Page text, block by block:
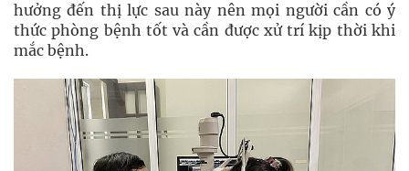
hưởng đến thị lực sau này nên mọi người cần có ý
thức phòng bệnh tốt và cần được xử trí kịp thời khi
mắc bệnh.